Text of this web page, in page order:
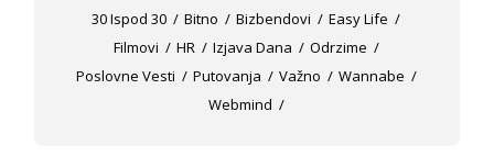
30 Ispod 30 Bitno Bizbendovi
Easy Life
Filmovi
HR Izjava Dana
Odrzime
Poslovne Vesti
Putovanja Važno
Wannabe
Webmind